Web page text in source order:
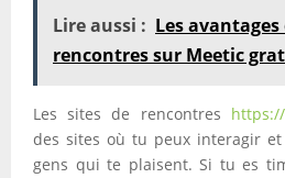
Lire aussi : Les
rencontres sur Meetic
Les sites de rencontres
des sites où tu peux interagir
gens qui te plaisent. Si tu es